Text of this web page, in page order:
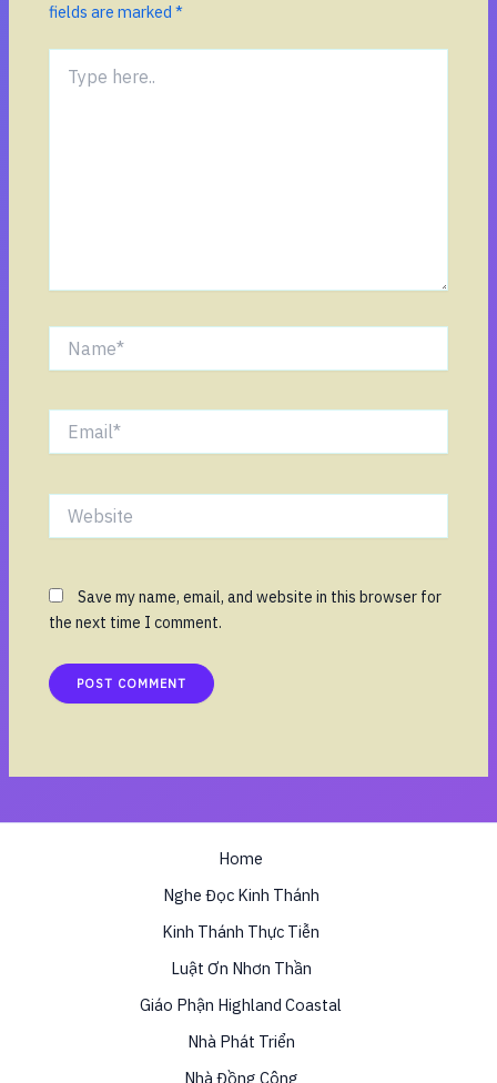
fields are marked*
here..
Website
Save my name, email, and website in this browser for
the next time I comment.
Home
Nghe Đọc Kinh Thánh
Kinh Thánh Thực Tiễn
Luật Ơn Nhơn Thần
Giáo Phận Highland Coastal
Nhà Phát Triển
Nhà Đồng Công